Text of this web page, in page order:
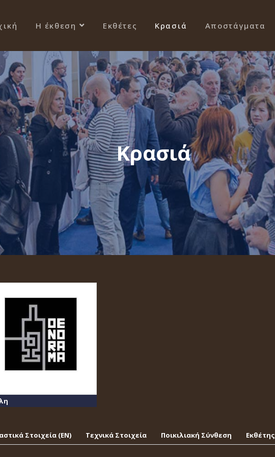
Η έκθεση Εκθέτες Κρασιά Αποστάγματα
Κρασιά
Στοιχεία (EΝ) Τεχνικά Στοιχεία Ποικιλιακή Σύνθεση Εκθέτης